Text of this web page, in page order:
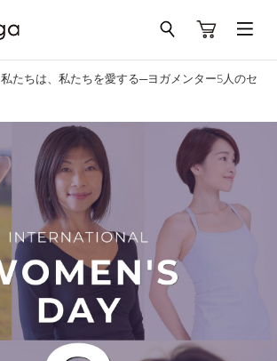
私たちは、私たちを愛する─ヨガメンター5人のセ